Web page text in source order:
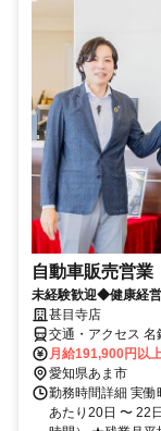
自動車販売営業
未経験歓迎◆健康経
甚目寺店
交通・アクセス
車道甚目寺南ICよ
月給191,900円以
愛知県あま市
勤務時間詳細 実
あたり20日 〜 22